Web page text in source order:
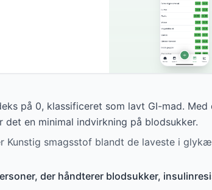
på 0, klassificeret som lavt GI-mad. Med
en minimal indvirkning på blodsukker.
Kunstig smagsstof blandt de laveste i
der håndterer blodsukker,